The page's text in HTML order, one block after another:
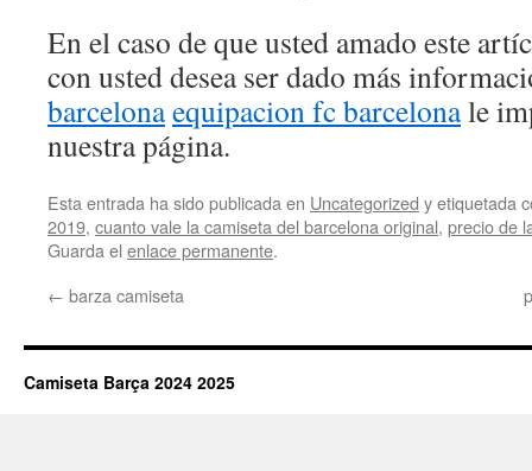
En el caso de que usted amado este
con usted desea ser dado más
barcelonaequipacion fc barcelonale
nuestra página.
Esta entrada ha sido publicada en Uncategorized y etiquetada
2019, cuanto vale la camiseta del barcelona original, precio de
Guarda el enlace permanente.
← barza camiseta
Camiseta Barça 2024 2025